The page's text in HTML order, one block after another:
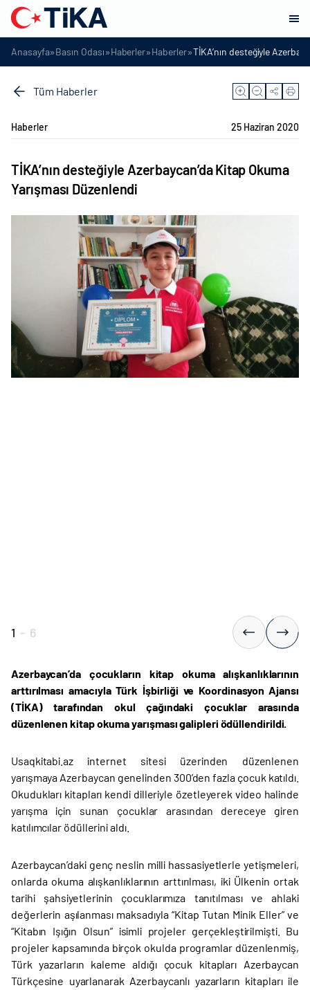
Anasayfa»Basın Odası»Haberler»Haberler»TİKA’nın desteğiyle
Tüm Haberler
Haberler 25 Haziran 2020
TİKA’nın desteğiyle Azerbaycan’da Kitap Okuma
Yarışması Düzenlendi
1 - 6
Azerbaycan’da çocukların kitap okuma alışkanlıklarının
arttırılması amacıyla Türk İşbirliği ve Koordinasyon Ajansı
(TİKA) tarafından okul çağındaki çocuklar arasında
düzenlenen kitap okuma yarışması galipleri ödüllendirildi.
Usaqkitabi.az internet sitesi üzerinden düzenlenen
yarışmaya Azerbaycan genelinden 300’den fazla çocuk katıldı.
Okudukları kitapları kendi dilleriyle özetleyerek video halinde
yarışma için sunan çocuklar arasından dereceye giren
katılımcılar ödüllerini aldı.
Azerbaycan’daki genç neslin milli hassasiyetlerle yetişmeleri,
onlarda okuma alışkanlıklarının arttırılması, iki Ülkenin ortak
tarihi şahsiyetlerinin çocuklarımıza tanıtılması ve ahlaki
değerlerin aşılanması maksadıyla “Kitap Tutan Minik Eller” ve
“Kitabın Işığın Olsun” isimli projeler gerçekleştirilmişti. Bu
projeler kapsamında birçok okulda programlar düzenlenmiş,
Türk yazarların kaleme aldığı çocuk kitapları Azerbaycan
Türkçesine uyarlanarak Azerbaycanlı yazarların kitapları ile